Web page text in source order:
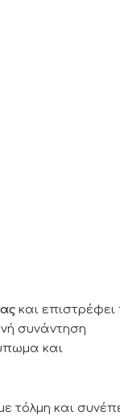
και επιστρέφει
συνάντηση
και
τόλμη και